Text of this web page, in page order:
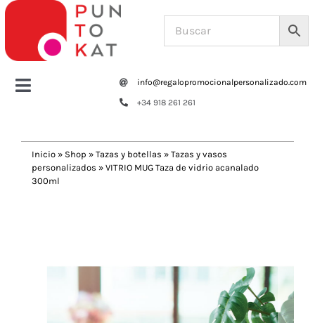
Saltar
contenido
Toggle
Tazas y botellas
info@regalopromocionalpersonalizado.com
+34 918 261 261
Inicio » Shop » Tazas y botellas » Tazas y vasos
personalizados » VITRIO MUG Taza de vidrio acanalado
300ml